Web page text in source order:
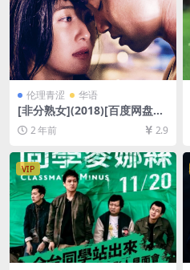
伦理青涩 华语
[非分熟女](2018)[百度网盘
+夸克网盘1080P超清未删减
资源][网盘在线播放/下载][MP
2 年前 2.9
VIP